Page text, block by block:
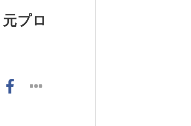
プロ